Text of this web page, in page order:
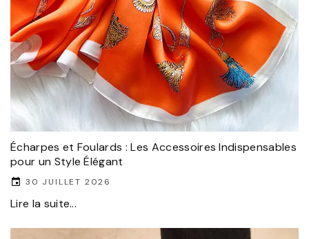
Écharpes et Foulards : Les Accessoires Indispensables
pour un Style Élégant
30 JUILLET 2026
Lire la suite...